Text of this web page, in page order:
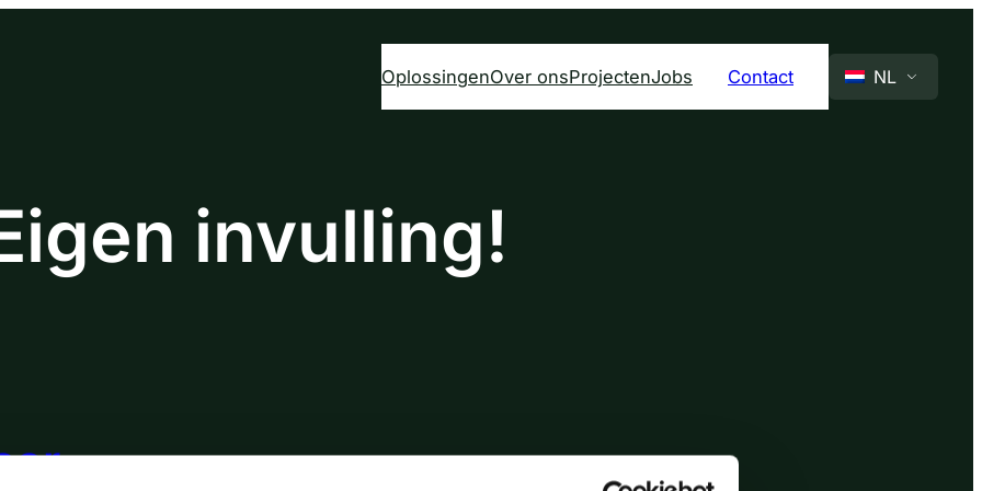
OplossingenOver onsProjectenJobs Contact NL
invulling!